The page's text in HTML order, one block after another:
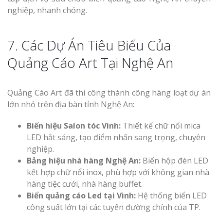
nghiệp, nhanh chóng.
7. Các Dự Án Tiêu Biểu Của
Quảng Cáo Art Tại Nghệ An
Quảng Cáo Art đã thi công thành công hàng loạt dự án
lớn nhỏ trên địa bàn tỉnh Nghệ An:
Biển hiệu Salon tóc Vinh: Thiết kế chữ nổi mica
LED hắt sáng, tạo điểm nhấn sang trọng, chuyên
nghiệp.
Bảng hiệu nhà hàng Nghệ An: Biển hộp đèn LED
kết hợp chữ nổi inox, phù hợp với không gian nhà
hàng tiệc cưới, nhà hàng buffet.
Biển quảng cáo Led tại Vinh: Hệ thống biển LED
công suất lớn tại các tuyến đường chính của TP.